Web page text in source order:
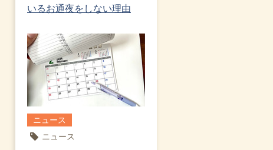
いるお通夜をしない理由
ニュース
ニュース